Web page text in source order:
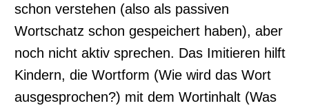
schon verstehen (also als passiven
Wortschatz schon gespeichert haben), aber
noch nicht aktiv sprechen. Das Imitieren hilft
Kindern, die Wortform (Wie wird das Wort
ausgesprochen?) mit dem Wortinhalt (Was